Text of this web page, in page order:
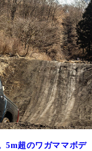
5m超のワガママボデ